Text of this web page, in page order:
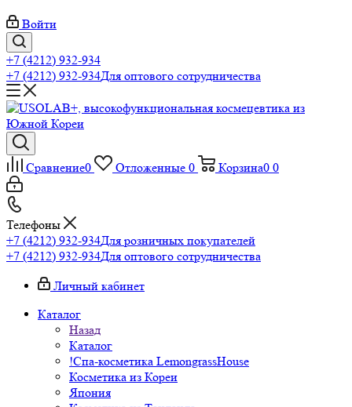
Войти
+7 (4212) 932-934
+7 (4212) 932-934Для оптового сотрудничества
Сравнение0 Отложенные 0 Корзина0 0
Телефоны
+7 (4212) 932-934Для розничных покупателей
+7 (4212) 932-934Для оптового сотрудничества
Личный кабинет
Каталог
Назад
Каталог
!Спа-косметика LemongrassHouse
Косметика из Кореи
Япония